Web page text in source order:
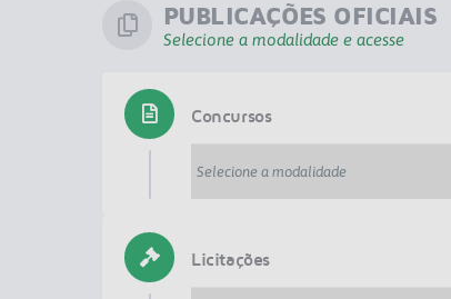
PUBLICAÇÕES OFICIAIS
Selecione a modalidade e acesse
Concursos
Licitações